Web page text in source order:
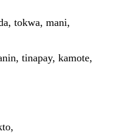
tokwa, mani,
tinapay, kamote,